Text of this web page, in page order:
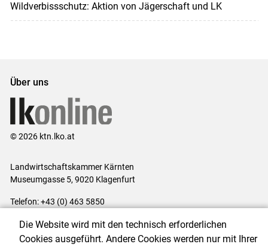
Wildverbissschutz: Aktion von Jägerschaft und LK
Über uns
© 2026 ktn.lko.at
Landwirtschaftskammer Kärnten
Museumgasse 5, 9020 Klagenfurt
Telefon: +43 (0) 463 5850
Impressum|Kontakt|Datenschutzerklärung|Barrierefreiheit|
Die Website wird mit den technisch erforderlichen
Cookies ausgeführt. Andere Cookies werden nur mit Ihrer